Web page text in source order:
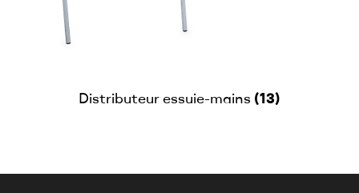
Distributeur essuie-mains (13)